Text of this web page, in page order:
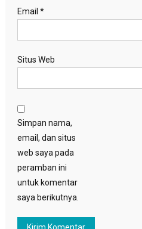
Email *
Situs Web
Simpan nama,
email, dan situs
web saya pada
peramban ini
untuk komentar
saya berikutnya.